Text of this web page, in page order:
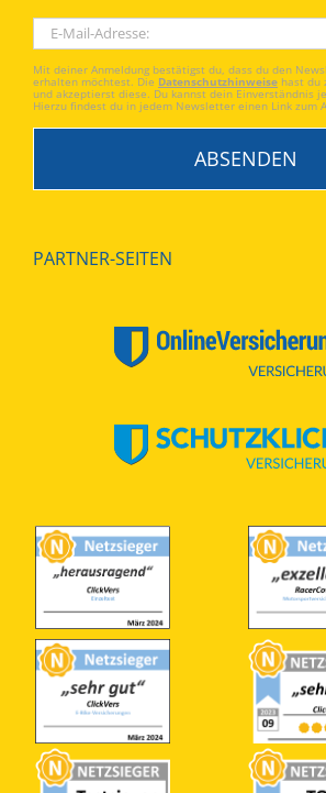
Mit deiner Anmeldung bestätigst du, dass du den
erhalten möchtest. Die Datenschutzhinweise hast du
und akzeptierst diese. Du kannst dein Einverständnis
Hierzu findest du in jedem Newsletter einen Link zum
PARTNER-SEITEN